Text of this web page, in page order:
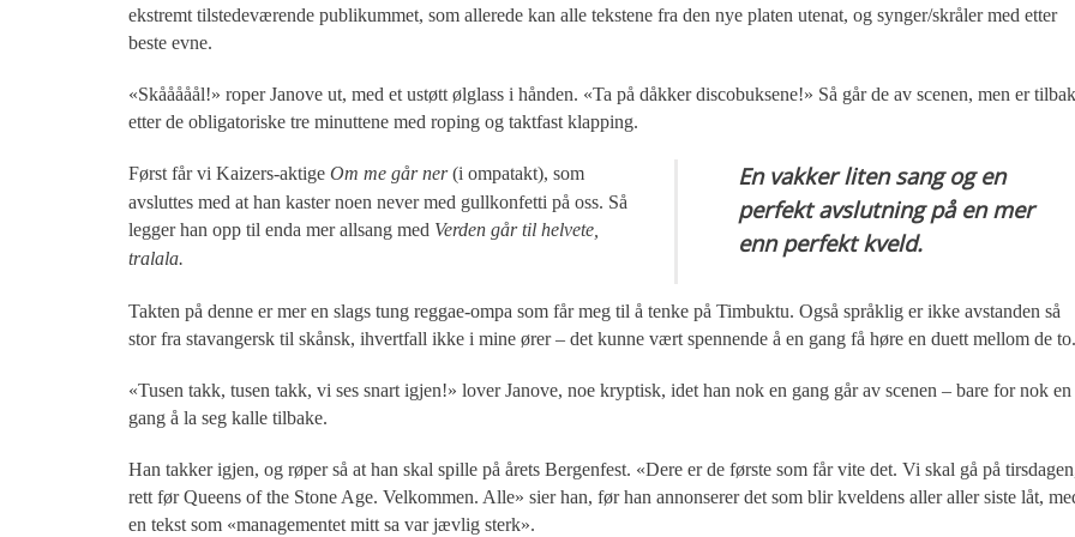
ekstremt tilstedeværende publikummet, som allerede kan alle tekstene fra den nye platen utenat, og synger/skråler med etter
beste evne.
«Skååååål!» roper Janove ut, med et ustøtt ølglass i hånden. «Ta på dåkker discobuksene!» Så går de av scenen, men er
etter de obligatoriske tre minuttene med roping og taktfast klapping.
En vakker liten sang og en
perfekt avslutning på en mer
enn perfekt kveld.
Først får vi Kaizers-aktige Om me går ner(i ompatakt), som
avsluttes med at han kaster noen never med gullkonfetti på oss. Så
legger han opp til enda mer allsang med Verden går til helvete,
tralala.
Takten på denne er mer en slags tung reggae-ompa som får meg til å tenke på Timbuktu. Også språklig er ikke avstanden så
stor fra stavangersk til skånsk, ihvertfall ikke i mine ører – det kunne vært spennende å en gang få høre en duett mellom de to.
«Tusen takk, tusen takk, vi ses snart igjen!» lover Janove, noe kryptisk, idet han nok en gang går av scenen – bare for nok en
gang å la seg kalle tilbake.
Han takker igjen, og røper så at han skal spille på årets Bergenfest. «Dere er de første som får vite det. Vi skal gå på
rett før Queens of the Stone Age. Velkommen. Alle» sier han, før han annonserer det som blir kveldens aller aller siste låt,
en tekst som «managementet mitt sa var jævlig sterk».